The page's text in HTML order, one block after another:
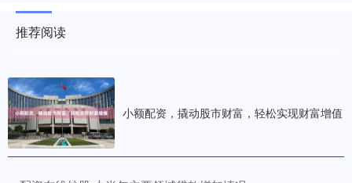
推荐阅读
小额配资，撬动股市财富，轻松实现财富增值